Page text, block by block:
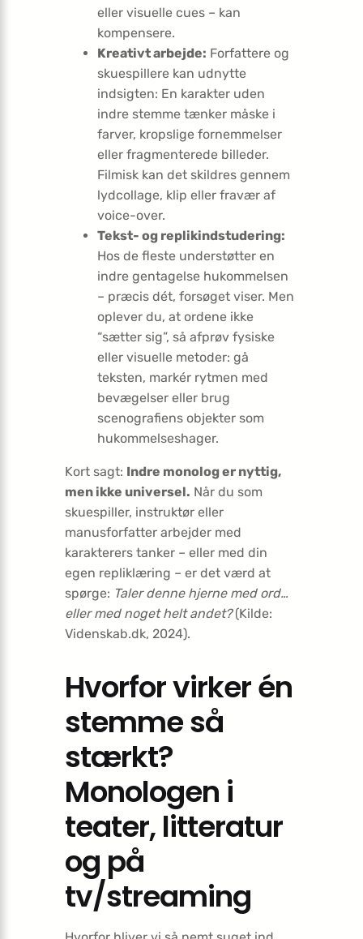
eller visuelle cues – kan
kompensere.
Kreativt arbejde: Forfattere og
skuespillere kan udnytte
indsigten: En karakter uden
indre stemme tænker måske i
farver, kropslige fornemmelser
eller fragmenterede billeder.
Filmisk kan det skildres gennem
lydcollage, klip eller fravær af
voice-over.
Tekst- og replikindstudering:
Hos de fleste understøtter en
indre gentagelse hukommelsen
– præcis dét, forsøget viser. Men
oplever du, at ordene ikke
“sætter sig”, så afprøv fysiske
eller visuelle metoder: gå
teksten, markér rytmen med
bevægelser eller brug
scenografiens objekter som
hukommelseshager.
Kort sagt: Indre monolog er nyttig,
men ikke universel. Når du som
skuespiller, instruktør eller
manusforfatter arbejder med
karakterers tanker – eller med din
egen repliklæring – er det værd at
spørge: Taler denne hjerne med ord…
eller med noget helt andet?(Kilde:
Videnskab.dk, 2024).
Hvorfor virker én
stemme så
stærkt?
Monologen i
teater, litteratur
og på
tv/streaming